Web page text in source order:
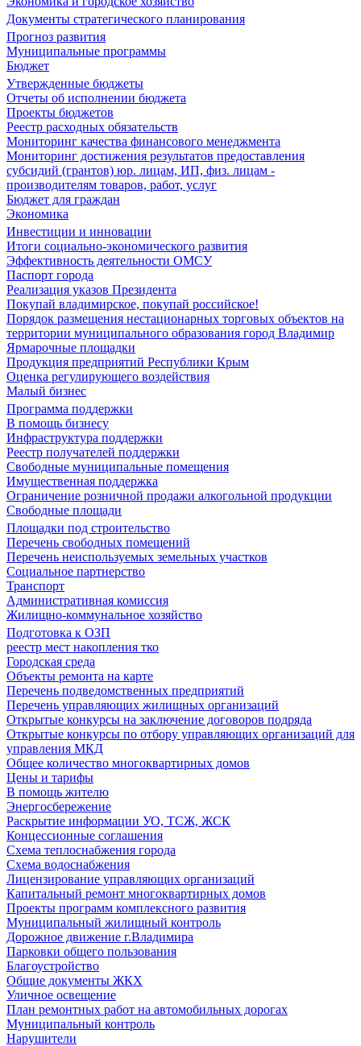
Документы стратегического планирования
Прогноз развития
Муниципальные программы
Бюджет
Утвержденные бюджеты
Отчеты об исполнении бюджета
Проекты бюджетов
Реестр расходных обязательств
Мониторинг качества финансового менеджмента
Мониторинг достижения результатов предоставления
субсидий (грантов) юр. лицам, ИП, физ. лицам -
производителям товаров, работ, услуг
Бюджет для граждан
Экономика
Инвестиции и инновации
Итоги социально-экономического развития
Эффективность деятельности ОМСУ
Паспорт города
Реализация указов Президента
Покупай владимирское, покупай российское!
Порядок размещения нестационарных торговых объектов на
территории муниципального образования город Владимир
Ярмарочные площадки
Продукция предприятий Республики Крым
Оценка регулирующего воздействия
Малый бизнес
Программа поддержки
В помощь бизнесу
Инфраструктура поддержки
Реестр получателей поддержки
Свободные муниципальные помещения
Имущественная поддержка
Ограничение розничной продажи алкогольной продукции
Свободные площади
Площадки под строительство
Перечень свободных помещений
Перечень неиспользуемых земельных участков
Социальное партнерство
Транспорт
Административная комиссия
Жилищно-коммунальное хозяйство
Подготовка к ОЗП
реестр мест накопления тко
Городская среда
Объекты ремонта на карте
Перечень подведомственных предприятий
Перечень управляющих жилищных организаций
Открытые конкурсы на заключение договоров подряда
Открытые конкурсы по отбору управляющих организаций для
управления МКД
Общее количество многоквартирных домов
Цены и тарифы
В помощь жителю
Энергосбережение
Раскрытие информации УО, ТСЖ, ЖСК
Концессионные соглашения
Схема теплоснабжения города
Схема водоснабжения
Лицензирование управляющих организаций
Капитальный ремонт многоквартирных домов
Проекты программ комплексного развития
Муниципальный жилищный контроль
Дорожное движение г.Владимира
Парковки общего пользования
Благоустройство
Общие документы ЖКХ
Уличное освещение
План ремонтных работ на автомобильных дорогах
Муниципальный контроль
Нарушители